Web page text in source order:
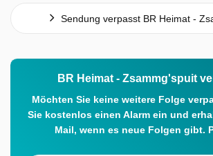
Sendung verpasst BR Heimat -
BR Heimat - Zsammg'spuit
Möchten Sie keine weitere Folge
Sie kostenlos einen Alarm ein und
Mail, wenn es neue Folgen gibt.